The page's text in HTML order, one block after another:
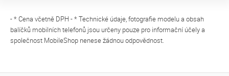
- * Cena včetně DPH - * Technické údaje, fotografie modelu a obsah
balíčků mobilních telefonů jsou určeny pouze pro informační účely a
společnost MobileShop nenese žádnou odpovědnost.